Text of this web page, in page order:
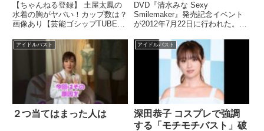
【ちゃんねる登録】 土屋太鳳の
水着の胸がヤバい！カップ数は？
画像あり【芸能ゴシップTUBE】
す♪ ⇒ アイド...関連ツイート
DVD『清水みな Sexy
Smilemaker』発売記念イベント
が2012年7月22日に行われた。
ュースを見るならアイドルcheck!
関連ツイート
アイドルバスト
２つ当てはまった人は
アイドルバスト
深田恭子 コスプレで強調
する「モチモチバスト」破